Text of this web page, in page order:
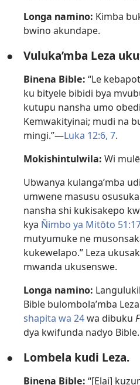
Longa namino: Kimba
bwino akundape.
● Vuluka’mba Leza
Binena Bible: “Le
ku bityele bibidi bya
kutupu nansha umo
Kemwakityinai; mudi na
mingi.”—Luka 12:6, 7.
Mokishintulwila: Wi
Ubwanya kulanga’mba
umwene masusu
nansha shi kukisakepo
kya Ñimbo ya Mitōto
mutyumuke ne
kukewelapo.” Leza
mwanda ukusenswe.
Longa namino:
Bible bulombola’mba
shapita wa 24wa dibuku
dya kwifunda nadyo Bible.
● Lombela kudi Leza.
Binena Bible: “[Elai]